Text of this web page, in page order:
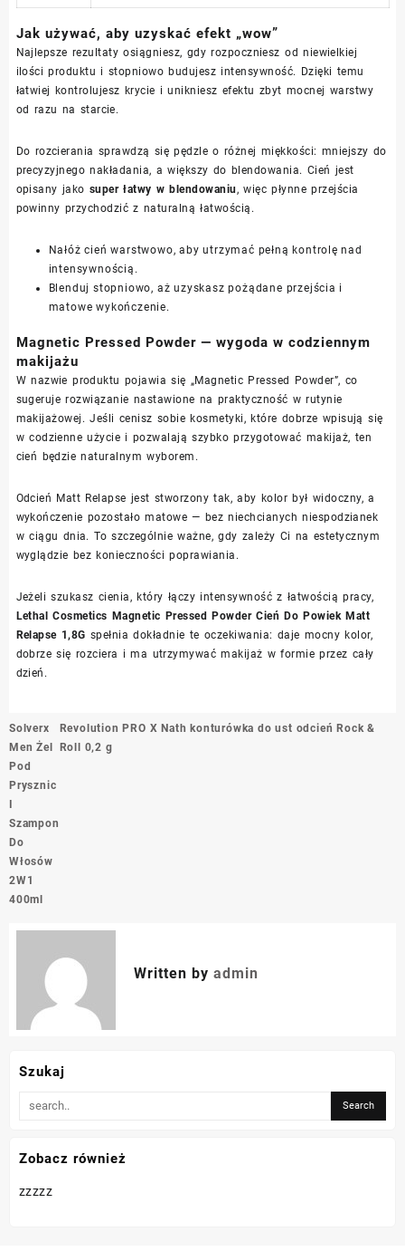
Jak używać, aby uzyskać efekt „wow”
Najlepsze rezultaty osiągniesz, gdy rozpoczniesz od niewielkiej
ilości produktu i stopniowo budujesz intensywność. Dzięki temu
łatwiej kontrolujesz krycie i unikniesz efektu zbyt mocnej warstwy
od razu na starcie.
Do rozcierania sprawdzą się pędzle o różnej miękkości: mniejszy do
precyzyjnego nakładania, a większy do blendowania. Cień jest
opisany jako super łatwy w blendowaniu, więc płynne przejścia
powinny przychodzić z naturalną łatwością.
Nałóż cień warstwowo, aby utrzymać pełną kontrolę nad
intensywnością.
Blenduj stopniowo, aż uzyskasz pożądane przejścia i
matowe wykończenie.
Magnetic Pressed Powder — wygoda w codziennym
makijażu
W nazwie produktu pojawia się „Magnetic Pressed Powder”, co
sugeruje rozwiązanie nastawione na praktyczność w rutynie
makijażowej. Jeśli cenisz sobie kosmetyki, które dobrze wpisują się
w codzienne użycie i pozwalają szybko przygotować makijaż, ten
cień będzie naturalnym wyborem.
Odcień Matt Relapse jest stworzony tak, aby kolor był widoczny, a
wykończenie pozostało matowe — bez niechcianych niespodzianek
w ciągu dnia. To szczególnie ważne, gdy zależy Ci na estetycznym
wyglądzie bez konieczności poprawiania.
Jeżeli szukasz cienia, który łączy intensywność z łatwością pracy,
Lethal Cosmetics Magnetic Pressed Powder Cień Do Powiek Matt
Relapse 1,8G spełnia dokładnie te oczekiwania: daje mocny kolor,
dobrze się rozciera i ma utrzymywać makijaż w formie przez cały
dzień.
Nawigacja
wpisu
Solverx
Men Żel
Pod
Prysznic
Szampon
Do
Włosów
2W1
400ml
Revolution PRO X Nath konturówka do ust odcień Rock &
Roll 0,2 g
Written by admin
Szukaj
Zobacz również
zzzzz